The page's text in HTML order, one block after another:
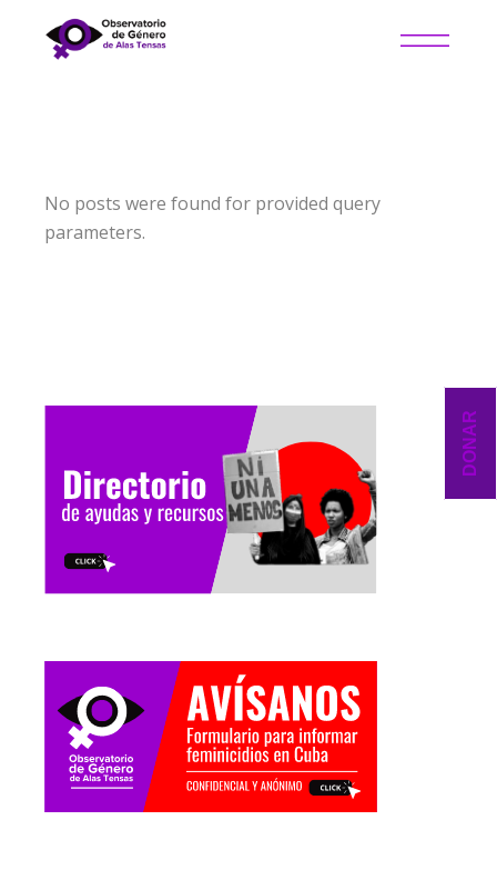
DONAR
No posts were found for provided query
parameters.